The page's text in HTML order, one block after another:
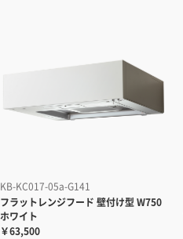
KB-KC017-05a-G141
フラットレンジフード 壁付け型 W750
ホワイト
￥63,500